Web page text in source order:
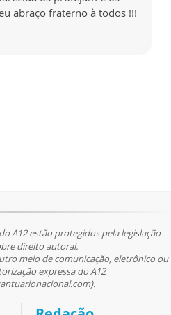
abraço fraterno à todos !!!
A12 estão protegidos pela legislação
direito autoral.
meio de comunicação, eletrônico ou
expressa do A12